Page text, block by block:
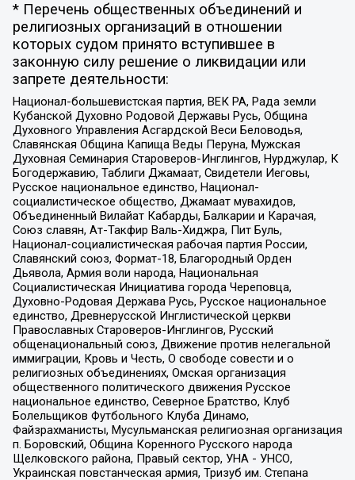
* Перечень общественных объединений и
религиозных организаций в отношении
которых судом принято вступившее в
законную силу решение о ликвидации или
запрете деятельности:
Национал-большевистская партия, ВЕК РА, Рада земли
Кубанской Духовно Родовой Державы Русь, Община
Духовного Управления Асгардской Веси Беловодья,
Славянская Община Капища Веды Перуна, Мужская
Духовная Семинария Староверов-Инглингов, Нурджулар, К
Богодержавию, Таблиги Джамаат, Свидетели Иеговы,
Русское национальное единство, Национал-
социалистическое общество, Джамаат мувахидов,
Объединенный Вилайат Кабарды, Балкарии и Карачая,
Союз славян, Ат-Такфир Валь-Хиджра, Пит Буль,
Национал-социалистическая рабочая партия России,
Славянский союз, Формат-18, Благородный Орден
Дьявола, Армия воли народа, Национальная
Социалистическая Инициатива города Череповца,
Духовно-Родовая Держава Русь, Русское национальное
единство, Древнерусской Инглистической церкви
Православных Староверов-Инглингов, Русский
общенациональный союз, Движение против нелегальной
иммиграции, Кровь и Честь, О свободе совести и о
религиозных объединениях, Омская организация
общественного политического движения Русское
национальное единство, Северное Братство, Клуб
Болельщиков Футбольного Клуба Динамо,
Файзрахманисты, Мусульманская религиозная организация
п. Боровский, Община Коренного Русского народа
Щелковского района, Правый сектор, УНА - УНСО,
Украинская повстанческая армия, Тризуб им. Степана